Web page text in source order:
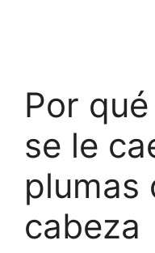
Por
se le
plumas
cabeza